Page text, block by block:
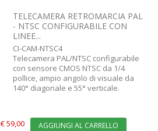
TELECAMERA RETROMARCIA PAL
- NTSC CONFIGURABILE CON
LINEE...
CI-CAM-NTSC4
Telecamera PAL/NTSC configurabile
con sensore CMOS NTSC da 1/4
pollice, ampio angolo di visuale da
140° diagonale e 55° verticale.
€ 59,00 AGGIUNGI AL CARRELLO